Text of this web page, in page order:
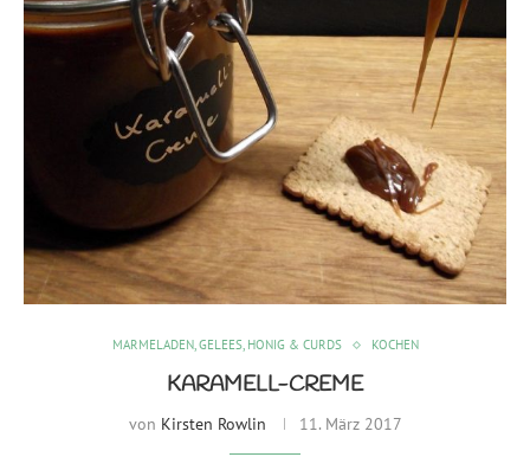
MARMELADEN, GELEES, HONIG & CURDS KOCHEN
KARAMELL-CREME
von Kirsten Rowlin 11. März 2017